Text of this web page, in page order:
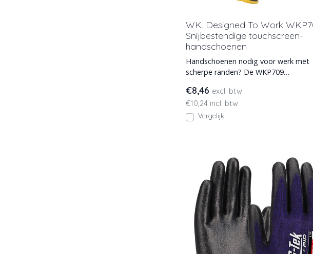
WK. Designed To Work
Snijbestendige touchscreen-
handschoenen
Handschoenen nodig voor werk met
scherpe randen? De WKP709
beschermin
€8,46 excl. btw
€10,24 incl. btw
Vergelijk